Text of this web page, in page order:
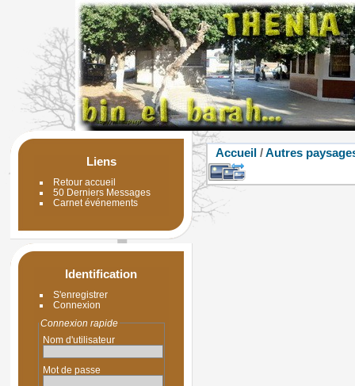
Liens
Retour accueil
50 Derniers Messages
Carnet événements
Identification
S'enregistrer
Connexion
Connexion rapide
Nom d'utilisateur
Mot de passe
Accueil /Autres